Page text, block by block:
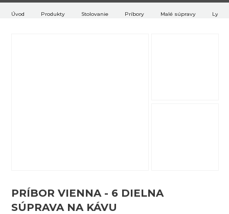
Úvod Produkty Stolovanie Príbory Malé súpravy
PRÍBOR VIENNA - 6 DIELNA
SÚPRAVA NA KÁVU